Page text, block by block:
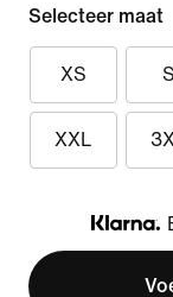
Selecteer maat
XS S
XXL